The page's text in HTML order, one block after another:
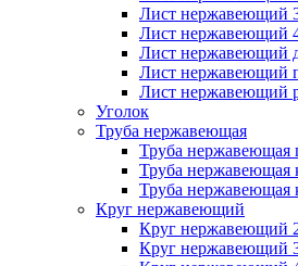
Лист нержавеющий
Лист нержавеющий
Лист нержавеющий
Лист нержавеющий
Лист нержавеющий
Уголок
Труба нержавеющая
Труба нержавеющая
Труба нержавеющая
Труба нержавеющая
Круг нержавеющий
Круг нержавеющий
Круг нержавеющий